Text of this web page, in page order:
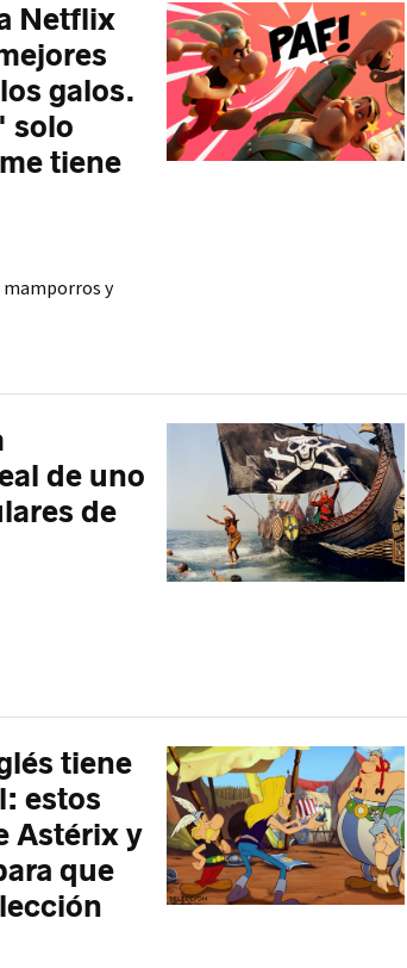
Netflix
galos.
solo
tiene
mamporros y
de uno
de
tiene
estos
Astérix y
que